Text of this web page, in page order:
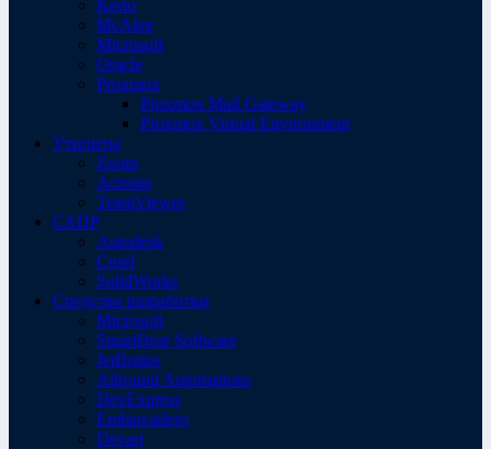
Kerio
McAfee
Microsoft
Oracle
Proxmox
Proxmox Mail Gateway
Proxmox Virtual Environment
Утилиты
Zoom
Acronis
TeamViewer
САПР
Autodesk
Corel
SolidWorks
Средства разработки
Microsoft
SmartBear Software
JetBrains
Allround Automations
DevExpress
Embarcadero
Devart